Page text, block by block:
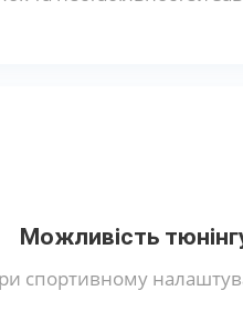
Можливість
спортивному